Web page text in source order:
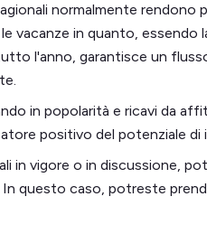
normalmente rendono
vacanze in quanto, essendo
l'anno, garantisce un
in popolarità e ricavi da
positivo del potenziale di
in vigore o in discussione,
questo caso, potreste